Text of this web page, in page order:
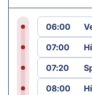
06:00
07:00
07:20
08:00